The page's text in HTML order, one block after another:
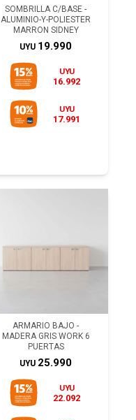
SOMBRILLA C/BASE -
ALUMINIO-Y-POLIESTER
MARRON SIDNEY
UYU 19.990
UYU
16.992
UYU
17.991
ARMARIO BAJO -
MADERA GRIS WORK 6
PUERTAS
UYU 25.990
UYU
22.092